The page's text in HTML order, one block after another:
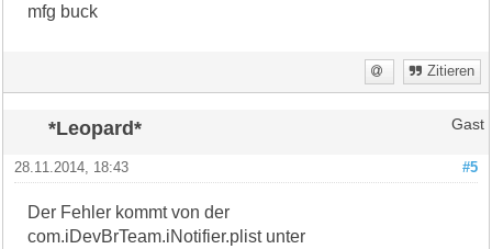
mfg buck
Zitieren
*Leopard* Gast
#5
28.11.2014, 18:43
Der Fehler kommt von der
com.iDevBrTeam.iNotifier.plist unter